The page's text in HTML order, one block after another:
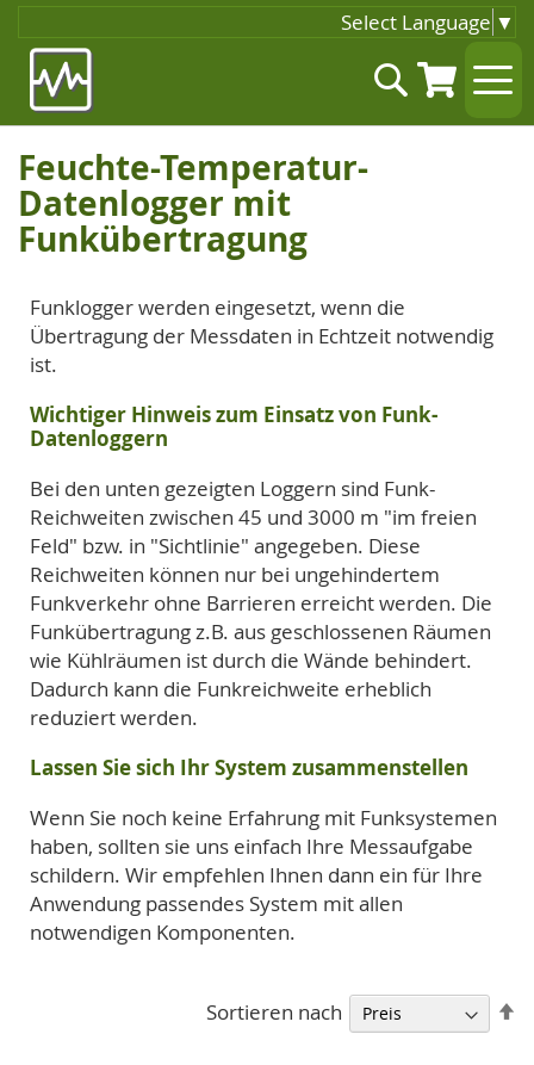
Select Language ▼
Inhalt
springen
Suche
Feuchte-Temperatur-
Datenlogger mit
Funkübertragung
Funklogger werden eingesetzt, wenn die
Übertragung der Messdaten in Echtzeit notwendig
ist.
Wichtiger Hinweis zum Einsatz von Funk-
Datenloggern
Bei den unten gezeigten Loggern sind Funk-
Reichweiten zwischen 45 und 3000 m "im freien
Feld" bzw. in "Sichtlinie" angegeben. Diese
Reichweiten können nur bei ungehindertem
Funkverkehr ohne Barrieren erreicht werden. Die
Funkübertragung z.B. aus geschlossenen Räumen
wie Kühlräumen ist durch die Wände behindert.
Dadurch kann die Funkreichweite erheblich
reduziert werden.
Lassen Sie sich Ihr System zusammenstellen
Wenn Sie noch keine Erfahrung mit Funksystemen
haben, sollten sie uns einfach Ihre Messaufgabe
schildern. Wir empfehlen Ihnen dann ein für Ihre
Anwendung passendes System mit allen
notwendigen Komponenten.
Sortieren nach